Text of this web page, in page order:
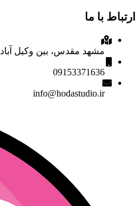
ارتباط با ما
مشهد مقدس، بین وکیل آباد 48 و 50، پلاک 908 (1100)
info@hodastudio.ir